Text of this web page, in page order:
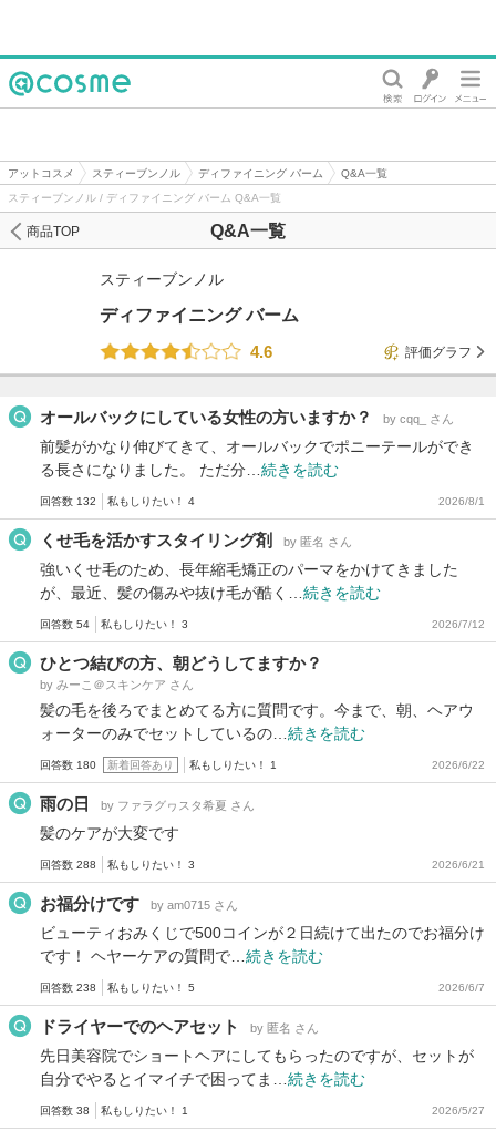
アットコスメ スティーブンノル ディファイニング バーム
Q&A一覧
スティーブンノル / ディファイニング バーム Q&A一覧
Q&A一覧
商品TOP
スティーブンノル
ディファイニング バーム
4.6
評価グラフ
オールバックにしている女性の方いますか？ by cqq_ さん
前髪がかなり伸びてきて、オールバックでポニーテールができ
る長さになりました。 ただ分… 続きを読む
回答数 132 私もしりたい！ 4 2026/8/1
くせ毛を活かすスタイリング剤 by 匿名 さん
強いくせ毛のため、長年縮毛矯正のパーマをかけてきました
が、最近、髪の傷みや抜け毛が酷く… 続きを読む
回答数 54 私もしりたい！ 3 2026/7/12
ひとつ結びの方、朝どうしてますか？
by みーこ＠スキンケア さん
髪の毛を後ろでまとめてる方に質問です。今まで、朝、ヘアウ
ォーターのみでセットしているの… 続きを読む
回答数 180 新着回答あり 私もしりたい！ 1 2026/6/22
雨の日 by ファラグヮスタ希夏 さん
髪のケアが大変です
回答数 288 私もしりたい！ 3 2026/6/21
お福分けです by am0715 さん
ビューティおみくじで500コインが２日続けて出たのでお福分け
です！ ヘヤーケアの質問で… 続きを読む
回答数 238 私もしりたい！ 5 2026/6/7
ドライヤーでのヘアセット by 匿名 さん
先日美容院でショートヘアにしてもらったのですが、セットが
自分でやるとイマイチで困ってま… 続きを読む
回答数 38 私もしりたい！ 1 2026/5/27